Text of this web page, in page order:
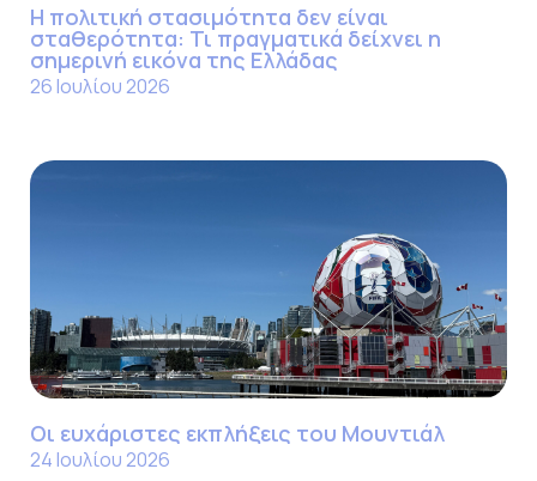
Η πολιτική στασιμότητα δεν είναι
σταθερότητα: Τι πραγματικά δείχνει η
σημερινή εικόνα της Ελλάδας
26 Ιουλίου 2026
Οι ευχάριστες εκπλήξεις του Μουντιάλ
24 Ιουλίου 2026